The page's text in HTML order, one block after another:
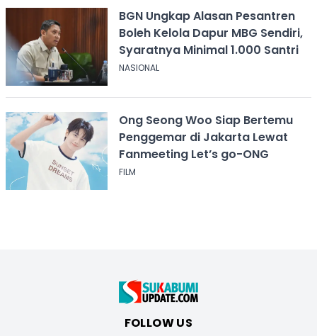
BGN Ungkap Alasan Pesantren
Boleh Kelola Dapur MBG Sendiri,
Syaratnya Minimal 1.000 Santri
NASIONAL
Ong Seong Woo Siap Bertemu
Penggemar di Jakarta Lewat
Fanmeeting Let’s go-ONG
FILM
FOLLOW US